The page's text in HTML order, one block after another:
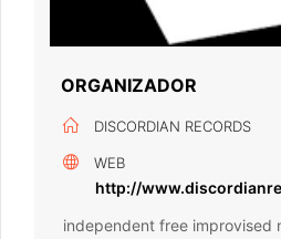
ORGANIZADOR
DISCORDIAN RECORDS
WEB
http://
independent free improvised